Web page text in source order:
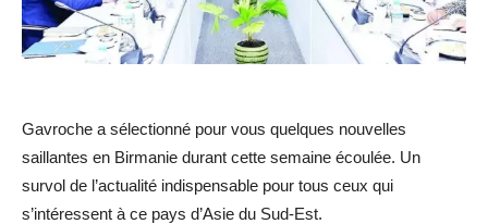
Gavroche a sélectionné pour vous quelques nouvelles
saillantes en Birmanie durant cette semaine écoulée. Un
survol de l’actualité indispensable pour tous ceux qui
s’intéressent à ce pays d’Asie du Sud-Est.